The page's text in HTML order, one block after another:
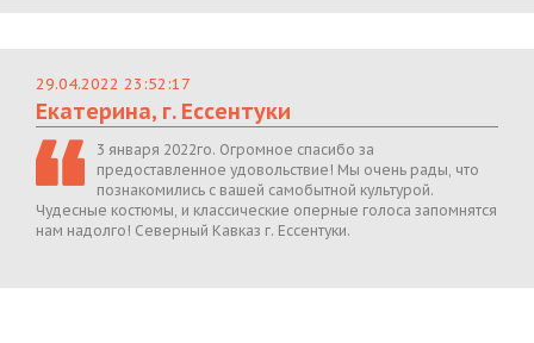
29.04.2022 23:52:17
Екатерина, г. Ессентуки
3 января 2022го. Огромное спасибо за
предоставленное удовольствие! Мы очень рады, что
познакомились с вашей самобытной культурой.
Чудесные костюмы, и классические оперные голоса запомнятся
нам надолго! Северный Кавказ г. Ессентуки.